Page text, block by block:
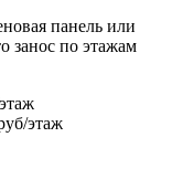
панель или
занос по этажам
этаж